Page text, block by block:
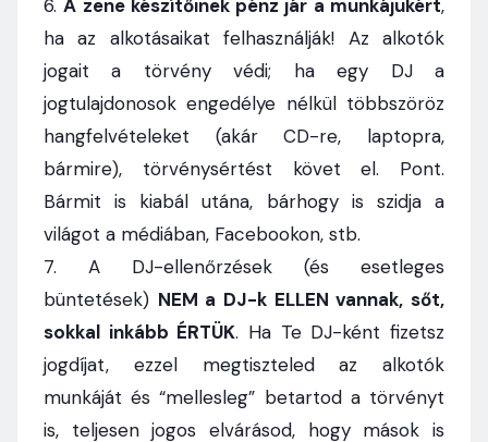
6.A zene készítőinek pénz jár a munkájukért,
ha az alkotásaikat felhasználják! Az alkotók
jogait a törvény védi; ha egy DJ a
jogtulajdonosok engedélye nélkül többszöröz
hangfelvételeket (akár CD-re, laptopra,
bármire), törvénysértést követ el. Pont.
Bármit is kiabál utána, bárhogy is szidja a
világot a médiában, Facebookon, stb.
7. A DJ-ellenőrzések (és esetleges
büntetések) NEM a DJ-k ELLEN vannak, sőt,
sokkal inkább ÉRTÜK. Ha Te DJ-ként fizetsz
jogdíjat, ezzel megtiszteled az alkotók
munkáját és “mellesleg” betartod a törvényt
is, teljesen jogos elvárásod, hogy mások is